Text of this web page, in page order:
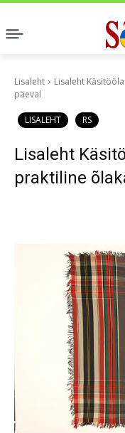
Lisaleht
Lisaleht
päeval
LISALEHT RS
Lisaleht
praktiline